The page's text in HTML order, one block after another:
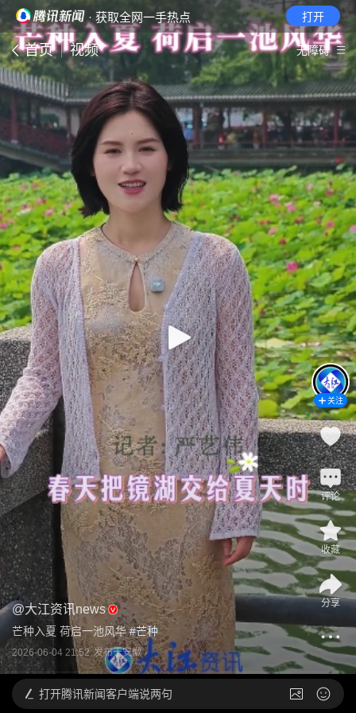
· 获取全网一手热点 打开
首页 视频 无障碍
@大江资讯news
芒种入夏 荷启一池风华 #芒种
2026-06-04 21:52 发布于安徽
关注
评论
收藏
分享
打开腾讯新闻客户端说两句